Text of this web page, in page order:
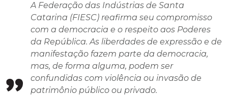
A Federação das Indústrias de Santa
Catarina (FIESC) reafirma seu compromisso
com a democracia e o respeito aos Poderes
da República. As liberdades de expressão e de
manifestação fazem parte da democracia,
mas, de forma alguma, podem ser
confundidas com violência ou invasão de
patrimônio público ou privado.